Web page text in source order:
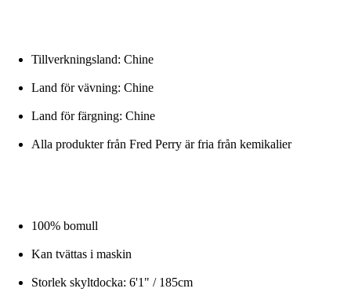
Tillverkningsland: Chine
Land för vävning: Chine
Land för färgning: Chine
Alla produkter från Fred Perry är fria från kemikalier
100% bomull
Kan tvättas i maskin
Storlek skyltdocka: 6'1" / 185cm